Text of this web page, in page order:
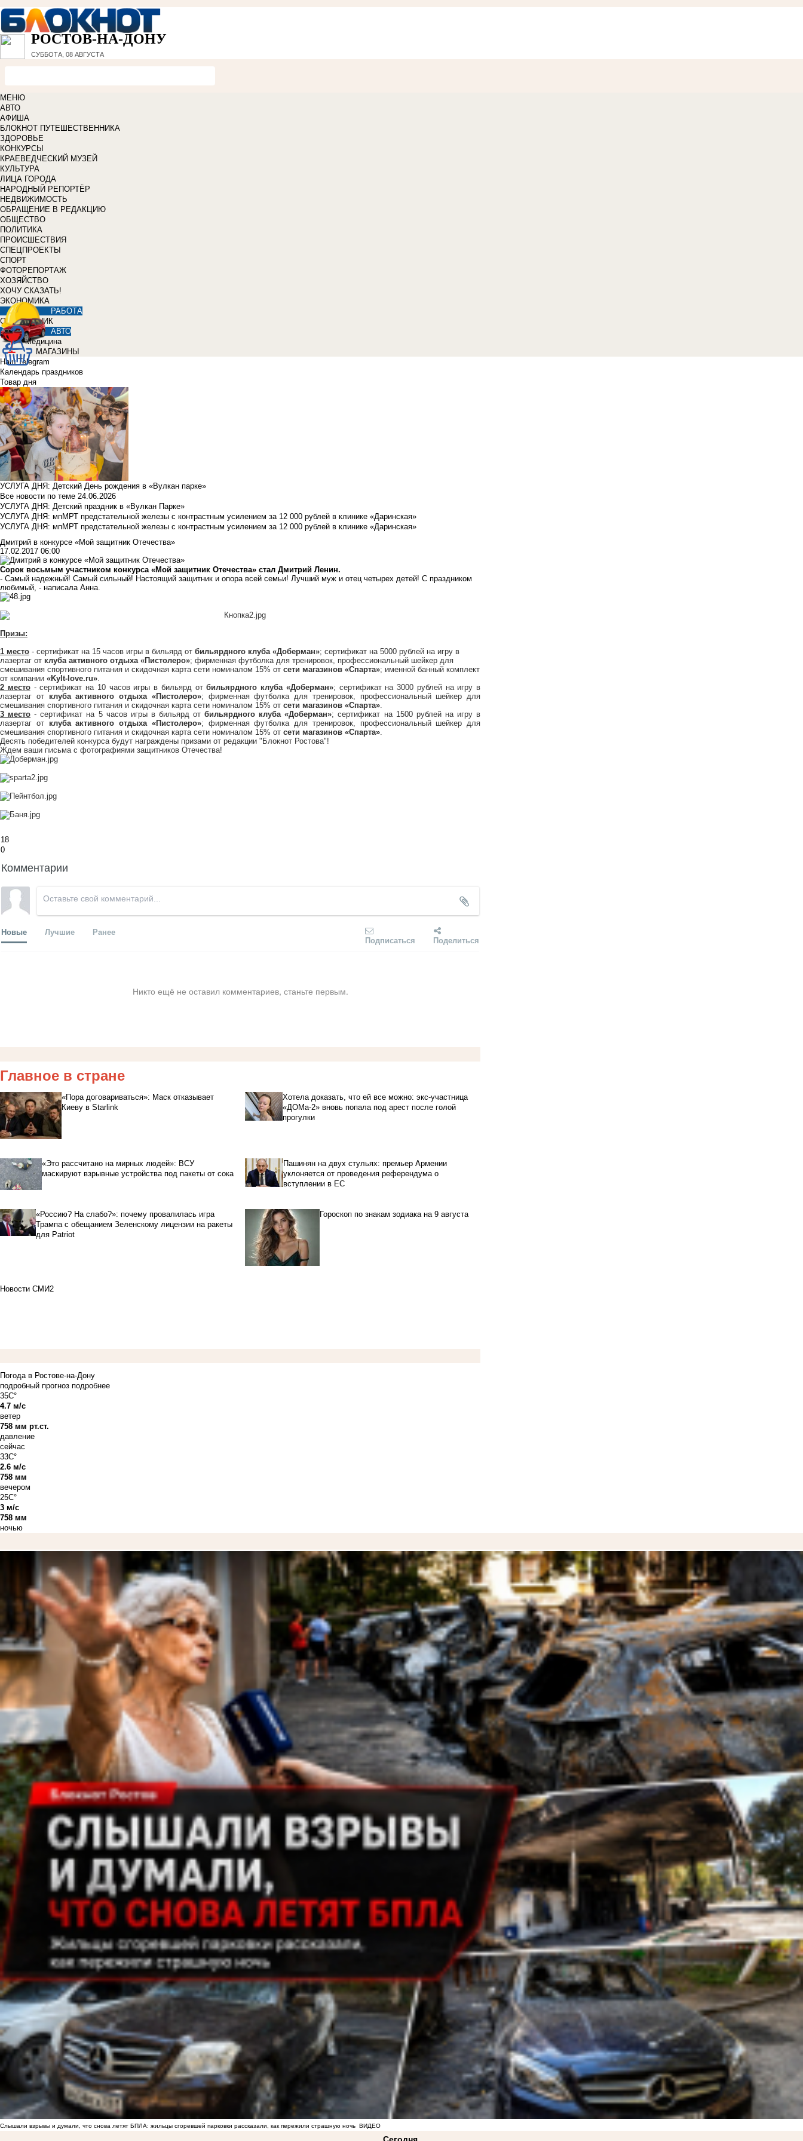
РОСТОВ-НА-ДОНУ
СУББОТА, 08 АВГУСТА
МЕНЮ
АВТО
АФИША
БЛОКНОТ ПУТЕШЕСТВЕННИКА
ЗДОРОВЬЕ
КОНКУРСЫ
КРАЕВЕДЧЕСКИЙ МУЗЕЙ
КУЛЬТУРА
ЛИЦА ГОРОДА
НАРОДНЫЙ РЕПОРТЁР
НЕДВИЖИМОСТЬ
ОБРАЩЕНИЕ В РЕДАКЦИЮ
ОБЩЕСТВО
ПОЛИТИКА
ПРОИСШЕСТВИЯ
СПЕЦПРОЕКТЫ
СПОРТ
ФОТОРЕПОРТАЖ
ХОЗЯЙСТВО
ХОЧУ СКАЗАТЬ!
ЭКОНОМИКА
РАБОТА
СПРАВОЧНИК
АВТО
Медицина
МАГАЗИНЫ
Наш Telegram
Календарь праздников
Товар дня
УСЛУГА ДНЯ: Детский День рождения в «Вулкан парке»
Все новости по теме 24.06.2026
УСЛУГА ДНЯ: Детский праздник в «Вулкан Парке»
УСЛУГА ДНЯ: мпМРТ предстательной железы с контрастным усилением за 12 000 рублей в клинике «Даринская»
УСЛУГА ДНЯ: мпМРТ предстательной железы с контрастным усилением за 12 000 рублей в клинике «Даринская»
Дмитрий в конкурсе «Мой защитник Отечества»
17.02.2017 06:00
Сорок восьмым участником конкурса «Мой защитник Отечества» стал Дмитрий Ленин.
- Самый надежный! Самый сильный! Настоящий защитник и опора всей семьи! Лучший муж и отец четырех детей! С праздником
любимый, - написала Анна.
Призы:
1 место - сертификат на 15 часов игры в бильярд от бильярдного клуба «Доберман»; сертификат на 5000 рублей на игру в
лазертаг от клуба активного отдыха «Пистолеро»; фирменная футболка для тренировок, профессиональный шейкер для
смешивания спортивного питания и скидочная карта сети номиналом 15% от сети магазинов «Спарта»; именной банный комплект
от компании «Kylt-love.ru».
2 место- сертификат на 10 часов игры в бильярд отбильярдного клуба «Доберман»; сертификат на 3000 рублей на игру в
лазертаг от клуба активного отдыха «Пистолеро»; фирменная футболка для тренировок, профессиональный шейкер для
смешивания спортивного питания и скидочная карта сети номиналом 15% от сети магазинов «Спарта».
3 место - сертификат на 5 часов игры в бильярд отбильярдного клуба «Доберман»; сертификат на 1500 рублей на игру в
лазертаг от клуба активного отдыха «Пистолеро»; фирменная футболка для тренировок, профессиональный шейкер для
смешивания спортивного питания и скидочная карта сети номиналом 15% от сети магазинов «Спарта».
Десять победителей конкурса будут награждены призами от редакции "Блокнот Ростова"!
Ждем ваши письма с фотографиями защитников Отечества!
18
0
Комментарии
Новые Лучшие Ранее
Подписаться Поделиться
Никто ещё не оставил комментариев, станьте первым.
Главное в стране
«Пора договариваться»: Маск отказывает
Киеву в Starlink
Хотела доказать, что ей все можно: экс-участница
«ДОМа-2» вновь попала под арест после голой
прогулки
«Это рассчитано на мирных людей»: ВСУ
маскируют взрывные устройства под пакеты от сока
Пашинян на двух стульях: премьер Армении
уклоняется от проведения референдума о
вступлении в ЕС
«Россию? На слабо?»: почему провалилась игра
Трампа с обещанием Зеленскому лицензии на ракеты
для Patriot
Гороскоп по знакам зодиака на 9 августа
Новости СМИ2
Погода в Ростове-на-Дону
подробный прогноз подробнее
35C°
4.7 м/с
ветер
758 мм рт.ст.
давление
сейчас
33C°
2.6 м/с
758 мм
вечером
25C°
3 м/с
758 мм
ночью
Слышали взрывы и думали, что снова летят БПЛА: жильцы сгоревшей парковки рассказали, как пережили страшную ночь ВИДЕО